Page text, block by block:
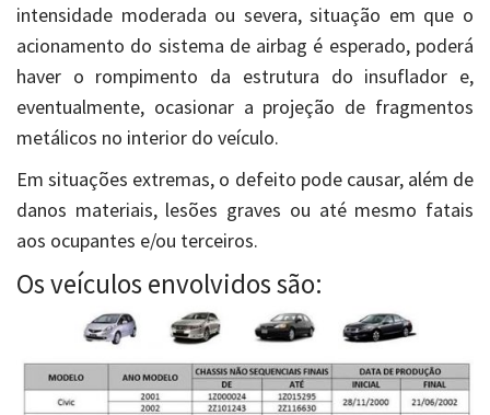
intensidade moderada ou severa, situação em que o
acionamento do sistema de airbag é esperado, poderá
haver o rompimento da estrutura do insuflador e,
eventualmente, ocasionar a projeção de fragmentos
metálicos no interior do veículo.
Em situações extremas, o defeito pode causar, além de
danos materiais, lesões graves ou até mesmo fatais
aos ocupantes e/ou terceiros.
Os veículos envolvidos são: